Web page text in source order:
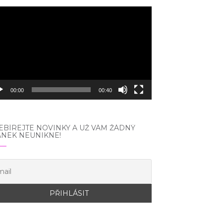
00:00 00:40
NOVINKY A UŽ VÁM ŽÁDNÝ
NEUNIKNE!